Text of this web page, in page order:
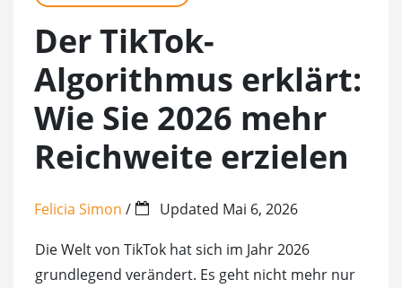
TikTok Shares
TikTok Live Zuschauer
TikTok Saves
Kostenlose (Free) TikTok Follower
Kostenlose (Free) TikTok Like
Kostenlose Twitter (X) Likes
YouTube
Kostenlose
Kostenlose
Der TikTok-
Algorithmus erklärt:
Wie Sie 2026 mehr
Reichweite erzielen
Felicia Simon / Updated Mai 6, 2026
Die Welt von TikTok hat sich im Jahr 2026
grundlegend verändert. Es geht nicht mehr nur